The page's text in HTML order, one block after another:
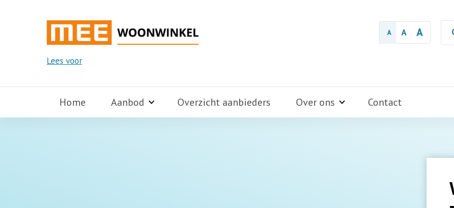
A A A
Lees voor
Home Aanbod Overzicht aanbieders Over ons Contact